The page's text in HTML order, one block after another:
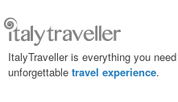
ItalyTraveller is everything you
unforgettable travel experience.